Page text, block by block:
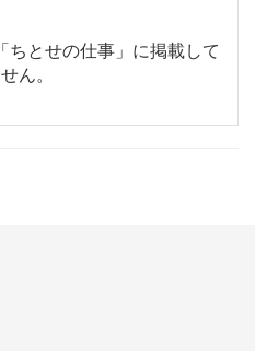
ちとせの仕事」に掲載して
ん。